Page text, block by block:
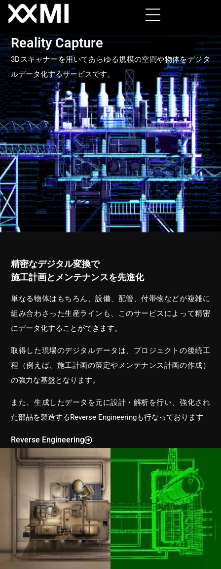
Reality Capture
3Dスキャナーを用いてあらゆる規模の空間や物体をデジタ
ルデータ化するサービスです。
精密なデジタル変換で
施工計画とメンテナンスを先進化
単なる物体はもちろん、設備、配管、付帯物などが複雑に
組み合わさった生産ラインも、このサービスによって精密
にデータ化することができます。
取得した現場のデジタルデータは、プロジェクトの後続工
程（例えば、施工計画の策定やメンテナンス計画の作成）
の強力な基盤となります。
また、生成したデータを元に設計・解析を行い、強化され
た部品を製造するReverse Engineeringも行なっております
Reverse Engineering